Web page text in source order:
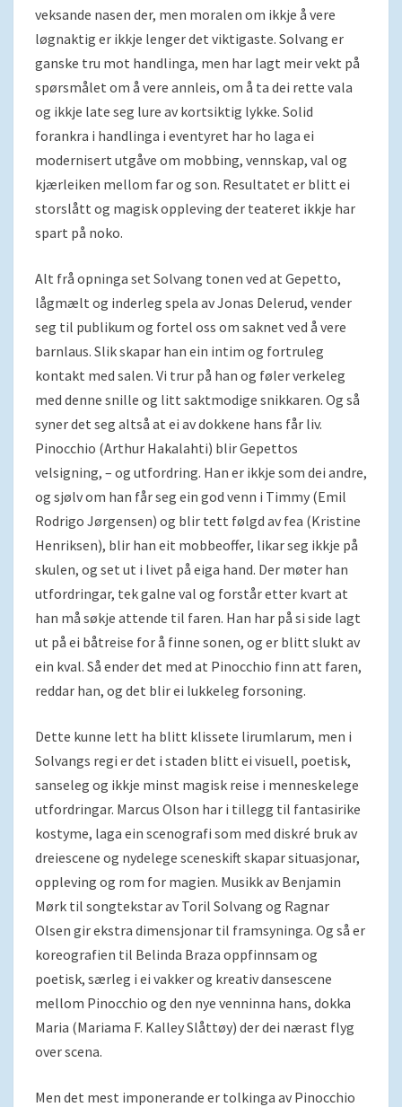
veksande nasen der, men moralen om ikkje å vere
løgnaktig er ikkje lenger det viktigaste. Solvang er
ganske tru mot handlinga, men har lagt meir vekt på
spørsmålet om å vere annleis, om å ta dei rette vala
og ikkje late seg lure av kortsiktig lykke. Solid
forankra i handlinga i eventyret har ho laga ei
modernisert utgåve om mobbing, vennskap, val og
kjærleiken mellom far og son. Resultatet er blitt ei
storslått og magisk oppleving der teateret ikkje har
spart på noko.
Alt frå opninga set Solvang tonen ved at Gepetto,
lågmælt og inderleg spela av Jonas Delerud, vender
seg til publikum og fortel oss om saknet ved å vere
barnlaus. Slik skapar han ein intim og fortruleg
kontakt med salen. Vi trur på han og føler verkeleg
med denne snille og litt saktmodige snikkaren. Og så
syner det seg altså at ei av dokkene hans får liv.
Pinocchio (Arthur Hakalahti) blir Gepettos
velsigning, – og utfordring. Han er ikkje som dei andre,
og sjølv om han får seg ein god venn i Timmy (Emil
Rodrigo Jørgensen) og blir tett følgd av fea (Kristine
Henriksen), blir han eit mobbeoffer, likar seg ikkje på
skulen, og set ut i livet på eiga hand. Der møter han
utfordringar, tek galne val og forstår etter kvart at
han må søkje attende til faren. Han har på si side lagt
ut på ei båtreise for å finne sonen, og er blitt slukt av
ein kval. Så ender det med at Pinocchio finn att faren,
reddar han, og det blir ei lukkeleg forsoning.
Dette kunne lett ha blitt klissete lirumlarum, men i
Solvangs regi er det i staden blitt ei visuell, poetisk,
sanseleg og ikkje minst magisk reise i menneskelege
utfordringar. Marcus Olson har i tillegg til fantasirike
kostyme, laga ein scenografi som med diskré bruk av
dreiescene og nydelege sceneskift skapar situasjonar,
oppleving og rom for magien. Musikk av Benjamin
Mørk til songtekstar av Toril Solvang og Ragnar
Olsen gir ekstra dimensjonar til framsyninga. Og så er
koreografien til Belinda Braza oppfinnsam og
poetisk, særleg i ei vakker og kreativ dansescene
mellom Pinocchio og den nye venninna hans, dokka
Maria (Mariama F. Kalley Slåttøy) der dei nærast flyg
over scena.
Men det mest imponerande er tolkinga av Pinocchio